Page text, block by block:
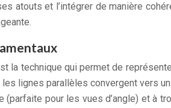
atouts et l’intégrer de manière
la technique qui permet de
lignes parallèles convergent vers
pour les vues d’angle) et à